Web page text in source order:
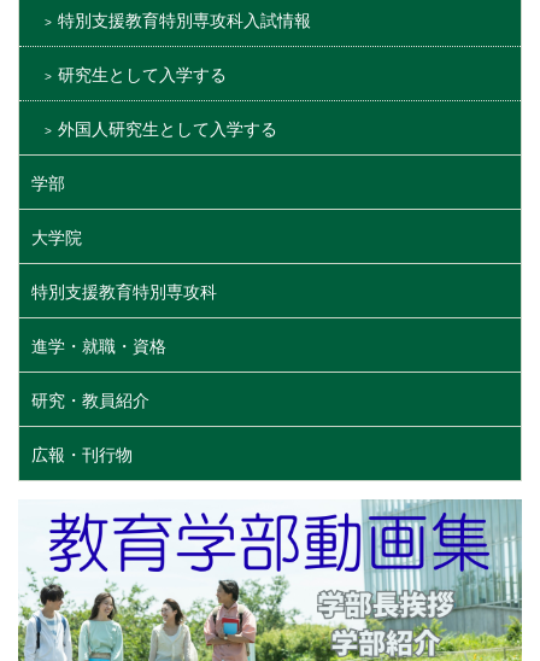
特別支援教育特別専攻科入試情報
研究生として入学する
外国人研究生として入学する
学部
大学院
特別支援教育特別専攻科
進学・就職・資格
研究・教員紹介
広報・刊行物